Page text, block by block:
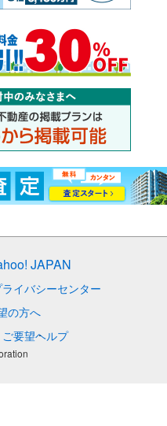
JAPAN
ライバシーセンター
の方へ
要望ヘルプ